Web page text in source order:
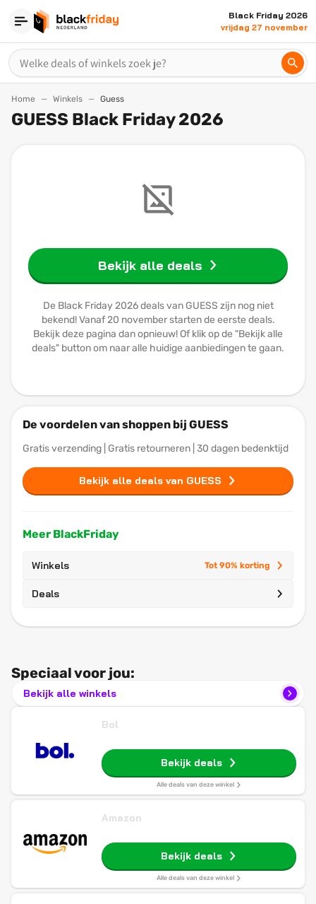
Black Friday 2026
vrijdag 27 november
Home Winkels Guess
GUESS Black Friday 2026
Bekijk alle deals
De Black Friday 2026 deals van GUESS zijn nog niet
bekend! Vanaf 20 november starten de eerste deals.
Bekijk deze pagina dan opnieuw! Of klik op de "Bekijk alle
deals" button om naar alle huidige aanbiedingen te gaan.
De voordelen van shoppen bij GUESS
Gratis verzending | Gratis retourneren | 30 dagen bedenktijd
Bekijk alle deals van GUESS
Meer BlackFriday
Winkels Tot 90% korting
Deals
Speciaal voor jou:
Bekijk alle winkels
Bol
Bekijk deals
Alle deals van deze winkel
Amazon
Bekijk deals
Alle deals van deze winkel